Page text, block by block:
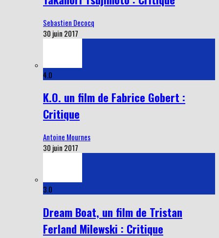
Sebastien Decocq
30 juin 2017
4.0
K.O. un film de Fabrice Gobert :
Critique
Antoine Mournes
30 juin 2017
3.0
Dream Boat, un film de Tristan
Ferland Milewski : Critique